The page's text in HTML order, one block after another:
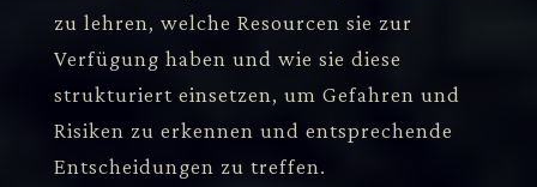
zu lehren, welche Resourcen sie zur
Verfügung haben und wie sie diese
strukturiert einsetzen, um Gefahren und
Risiken zu erkennen und entsprechende
Entscheidungen zu treffen.